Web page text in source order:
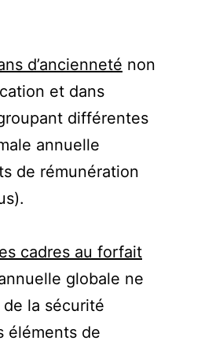
d’ancienneté non
et dans
différentes
annuelle
de rémunération
cadres au forfait
globale ne
la sécurité
éléments de